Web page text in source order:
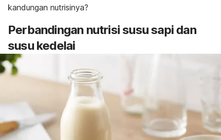
kandungan nutrisinya?
Perbandingan nutrisi susu sapi dan
susu kedelai